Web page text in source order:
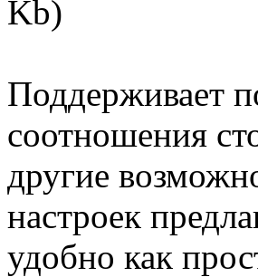
Поддерживает
соотношения
другие
настроек
удобно как